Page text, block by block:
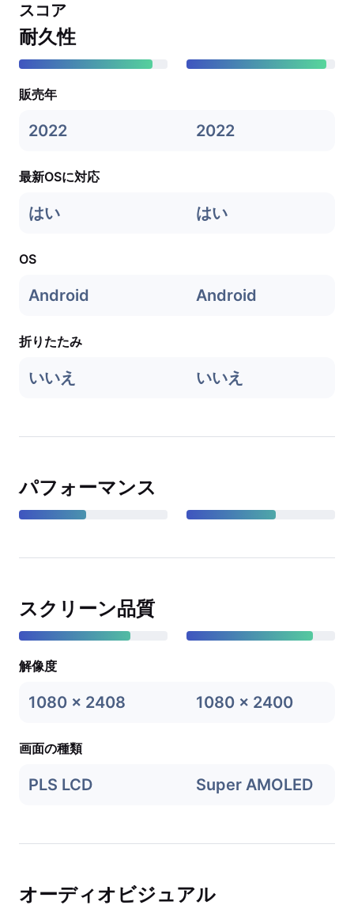
スコア
耐久性
販売年
2022 2022
最新OSに対応
はい はい
OS
Android Android
折りたたみ
いいえ いいえ
パフォーマンス
スクリーン品質
解像度
1080 x 2408 1080 x 2400
画面の種類
PLS LCD Super AMOLED
オーディオビジュアル